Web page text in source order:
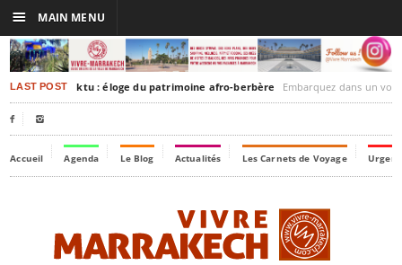
LAST POSTTimbuktu : éloge du patrimoine afro-berbère Embarquez dans un voyage culturel dans le
 
Accueil Agenda Le Blog Actualités Les Carnets de Voyage
☰ MAIN MENU